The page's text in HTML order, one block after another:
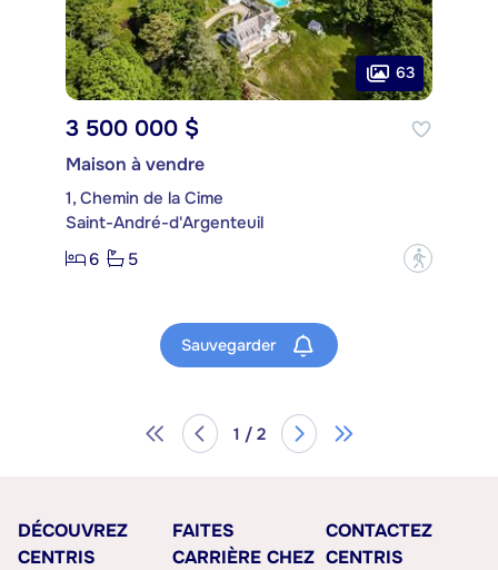
63
3 500 000 $
Maison à vendre
1, Chemin de la Cime
Saint-André-d'Argenteuil
6
5 ?
Sauvegarder
1 / 2
DÉCOUVREZ
CENTRIS
FAITES
CARRIÈRE CHEZ
CONTACTEZ
CENTRIS